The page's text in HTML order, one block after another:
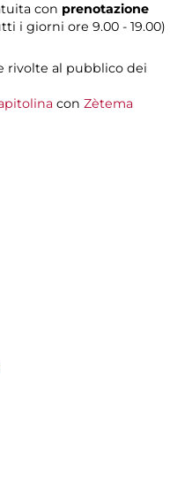
con prenotazione
i giorni ore 9.00 - 19.00)
rivolte al pubblico dei
con Zètema